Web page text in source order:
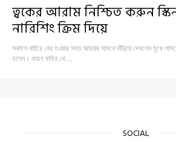
ত্বকের আরাম নিশ্চিত করুন
নারিশিং ক্রিম দিয়ে
সকালে বাইরে বের হওয়ার সময় আয়নার সামনে দাঁড়িয়ে দেখলেন মুখে
হলেন। কারণ বাহির থে…
SOCIAL